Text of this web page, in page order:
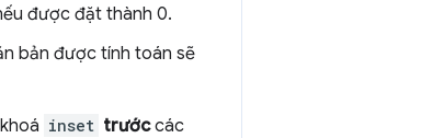
được đặt thành 0.
bản được tính toán sẽ
inset trướccác